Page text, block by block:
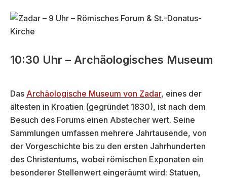
10:30 Uhr – Archäologisches Museum
Das Archäologische Museum von Zadar, eines der
ältesten in Kroatien (gegründet 1830), ist nach dem
Besuch des Forums einen Abstecher wert. Seine
Sammlungen umfassen mehrere Jahrtausende, von
der Vorgeschichte bis zu den ersten Jahrhunderten
des Christentums, wobei römischen Exponaten ein
besonderer Stellenwert eingeräumt wird: Statuen,